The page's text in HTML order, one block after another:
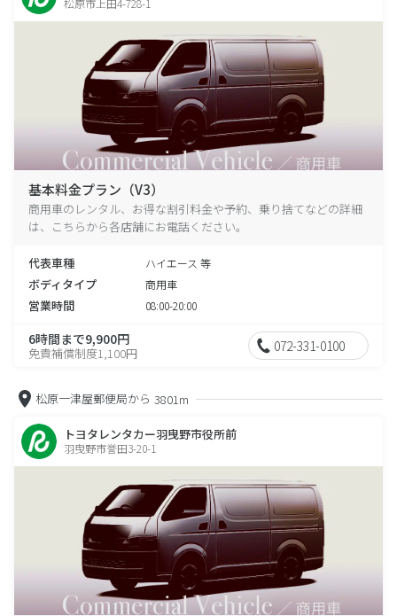
松原市上田4-728-1
基本料金プラン（V3）
商用車のレンタル、お得な割引料金や予約、乗り捨てなどの詳細
は、こちらから各店舗にお電話ください。
代表車種 ハイエース 等
ボディタイプ 商用車
営業時間 08:00-20:00
6時間まで9,900円
免責補償制度1,100円 072-331-0100
松原一津屋郵便局から 3801m
トヨタレンタカー羽曳野市役所前
羽曳野市誉田3-20-1